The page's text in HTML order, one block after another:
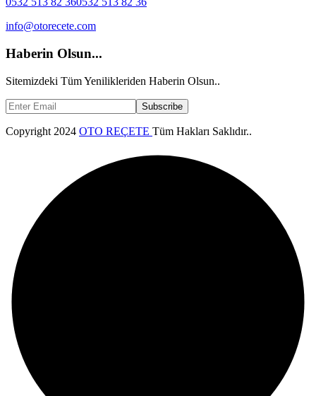
info@otorecete.com
Haberin Olsun...
Sitemizdeki Tüm Yenilikleriden Haberin Olsun..
Subscribe
Copyright 2024 OTO REÇETE Tüm Hakları Saklıdır..